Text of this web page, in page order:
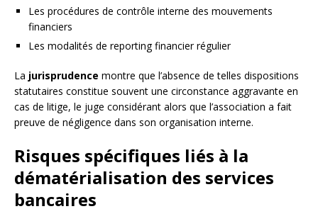
Les procédures de contrôle interne des mouvements
financiers
Les modalités de reporting financier régulier
La jurisprudence montre que l’absence de telles dispositions
statutaires constitue souvent une circonstance aggravante en
cas de litige, le juge considérant alors que l’association a fait
preuve de négligence dans son organisation interne.
Risques spécifiques liés à la
dématérialisation des services
bancaires